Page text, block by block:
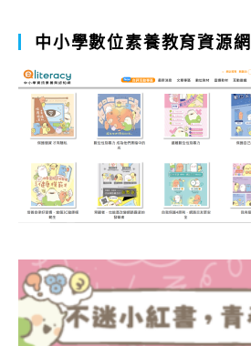
中小學數位素養教育資源網